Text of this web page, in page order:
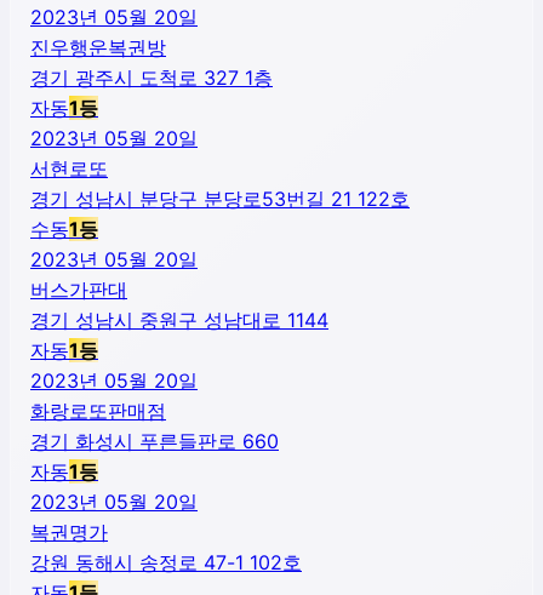
2023년 05월 20일
진우행운복권방
경기 광주시 도척로 327 1층
자동1등
2023년 05월 20일
서현로또
경기 성남시 분당구 분당로53번길 21 122호
수동1등
2023년 05월 20일
버스가판대
경기 성남시 중원구 성남대로 1144
자동1등
2023년 05월 20일
화랑로또판매점
경기 화성시 푸른들판로 660
자동1등
2023년 05월 20일
복권명가
강원 동해시 송정로 47-1 102호